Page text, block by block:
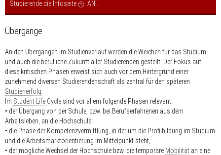
Studierende die Infoseite
AN!
Übergänge
An den Übergängen im Studienverlauf werden die Weichen für das Studium
und auch die berufliche Zukunft aller Studierenden gestellt. Der Fokus auf
diese kritischen Phasen erweist sich auch vor dem Hintergrund einer
zunehmend diversen Studierendenschaft als zentral für den späteren
Studienerfolg
Im Student Life Cycle sind vor allem folgende Phasen relevant:
• der Übergang von der Schule, bzw. bei Berufserfahrenen aus dem
Arbeitsleben, an die Hochschule
• die Phase der Kompetenzvermittlung, in der um die Profilbildung im Studium
und die Arbeitsmarktorientierung im Mittelpunkt steht,
• der mögliche Wechsel der Hochschule bzw. die temporäre Mobilität an eine